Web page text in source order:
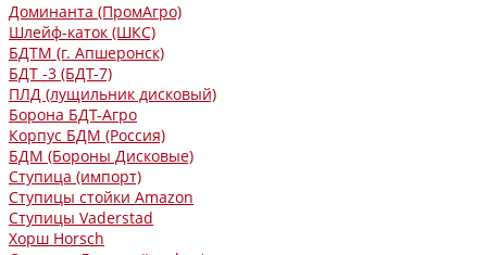
Доминанта (ПромАгро)
Шлейф-каток (ШКС)
БДТМ (г. Апшеронск)
БДТ -3 (БДТ-7)
ПЛД (лущильник дисковый)
Борона БДТ-Агро
Корпус БДМ (Россия)
БДМ (Бороны Дисковые)
Ступица (импорт)
Ступицы стойки Amazon
Ступицы Vaderstad
Хорш Horsch